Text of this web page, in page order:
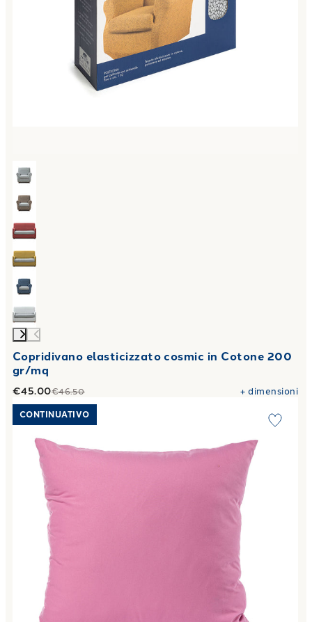
Copridivano elasticizzato cosmic in Cotone 200
gr/mq
€45.00€46.50 +dimensioni
Link to "Cuscino arredo Double in Microfibra 300 gr
CONTINUATIVO